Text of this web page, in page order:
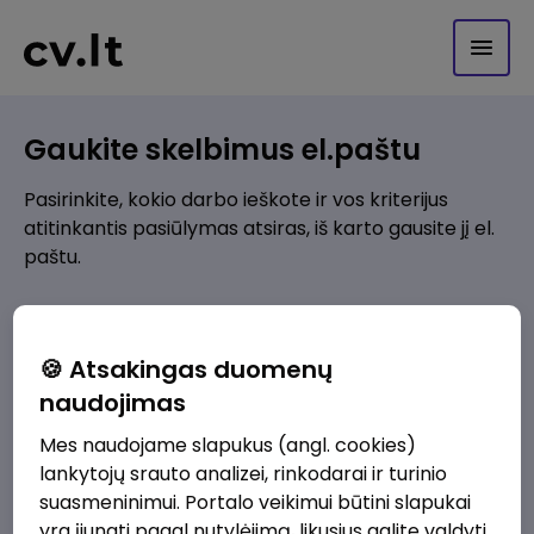
Gaukite skelbimus el.paštu
Pasirinkite, kokio darbo ieškote ir vos kriterijus
atitinkantis pasiūlymas atsiras, iš karto gausite jį el.
paštu.
Pridėti naują
Kokios srities darbo pasiūlymai jus domina?
Pridėti naują
🍪 Atsakingas duomenų
naudojimas
Mes naudojame slapukus (angl. cookies)
lankytojų srauto analizei, rinkodarai ir turinio
suasmeninimui. Portalo veikimui būtini slapukai